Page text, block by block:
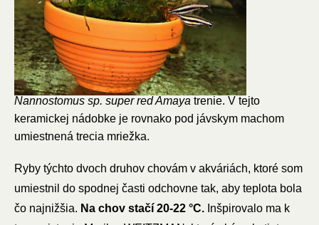
Nannostomus sp. super red Amaya trenie. V tejto
keramickej nádobke je rovnako pod jávskym machom
umiestnená trecia mriežka.
Ryby týchto dvoch druhov chovám v akváriách, ktoré som
umiestnil do spodnej časti odchovne tak, aby teplota bola
čo najnižšia. Na chov stačí 20-22 °C. Inšpirovalo ma k